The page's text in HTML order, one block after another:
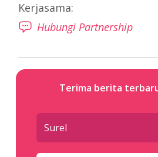
Kerjasama:
Hubungi Partnership
Terima berita